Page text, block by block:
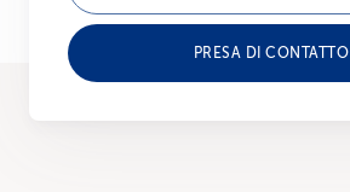
PRESA DI CONTATTO